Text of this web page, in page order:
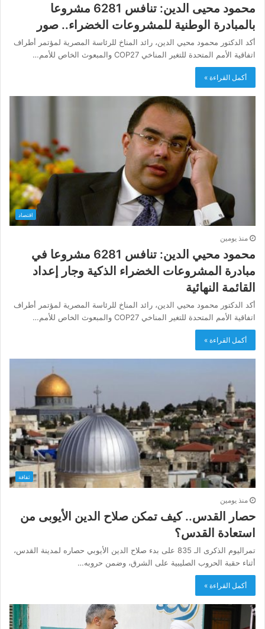
محمود محيى الدين: تنافس 6281 مشروعا
بالمبادرة الوطنية للمشروعات الخضراء.. صور
أكد الدكتور محمود محيي الدين، رائد المناخ للرئاسة المصرية لمؤتمر أطراف
اتفاقية الأمم المتحدة للتغير المناخي COP27 والمبعوث الخاص للأمم…
أكمل القراءة »
اقتصاد
منذ يومين
محمود محيي الدين: تنافس 6281 مشروعا في
مبادرة المشروعات الخضراء الذكية وجار إعداد
القائمة النهائية
أكد الدكتور محمود محيي الدين، رائد المناخ للرئاسة المصرية لمؤتمر أطراف
اتفاقية الأمم المتحدة للتغير المناخي COP27 والمبعوث الخاص للأمم…
أكمل القراءة »
ثقافة
منذ يومين
حصار القدس.. كيف تمكن صلاح الدين الأيوبى من
استعادة القدس؟
تمراليوم الذكرى الـ 835 على بدء صلاح الدين الأيوبي حصاره لمدينة القدس،
أثناء حقبة الحروب الصليبية على الشرق، وضمن حروبه…
أكمل القراءة »